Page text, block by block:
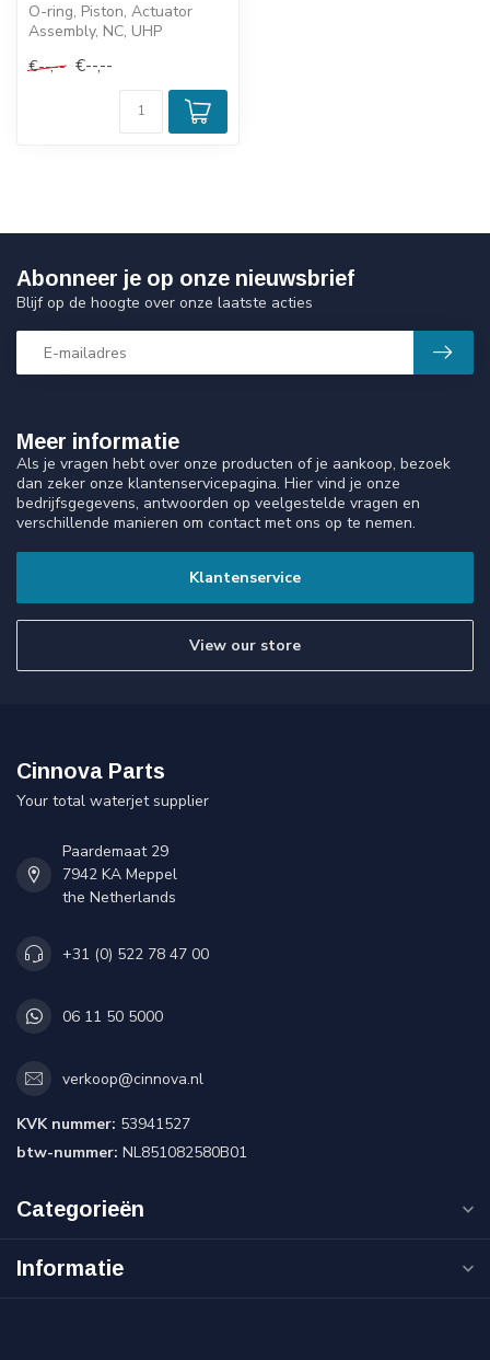
O-ring, Piston, Actuator
Assembly, NC, UHP
€--,-- €--,--
Meer informatie
Als je vragen hebt over onze producten of je aankoop, bezoek
dan zeker onze klantenservicepagina. Hier vind je onze
bedrijfsgegevens, antwoorden op veelgestelde vragen en
verschillende manieren om contact met ons op te nemen.
Klantenservice
View our store
Abonneer je op onze nieuwsbrief
Blijf op de hoogte over onze laatste acties
Cinnova Parts
Your total waterjet supplier
Paardemaat 29
7942 KA Meppel
the Netherlands
+31 (0) 522 78 47 00
06 11 50 5000
verkoop@cinnova.nl
KVK nummer: 53941527
btw-nummer: NL851082580B01
Categorieën
Informatie